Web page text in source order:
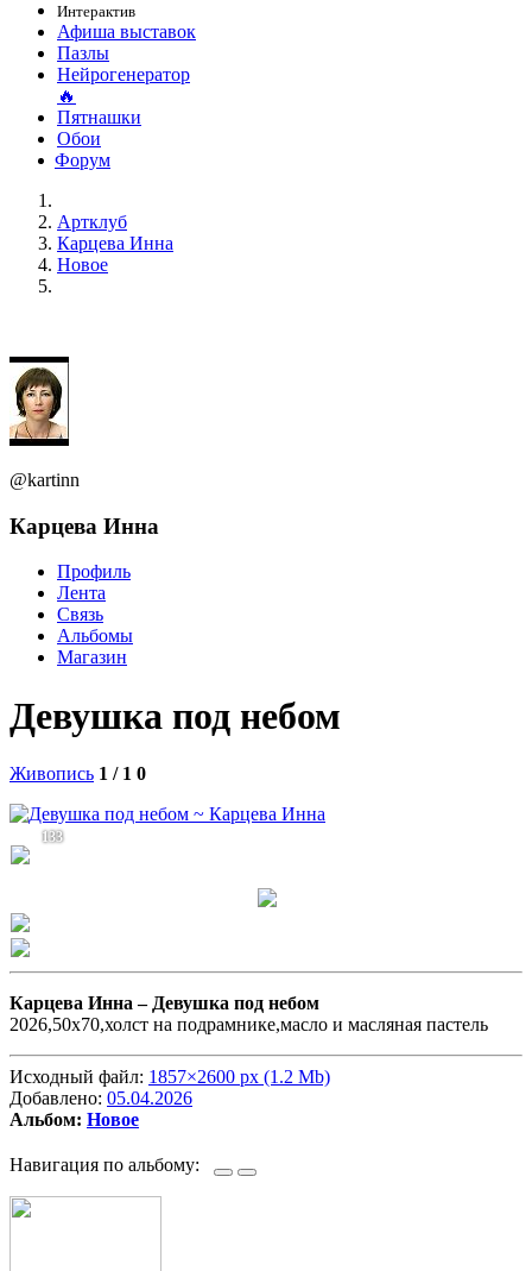
Интерактив
Афиша выставок
Пазлы
Нейрогенератор
🔥
Пятнашки
Обои
Форум
Артклуб
Карцева Инна
Новое
@kartinn
Карцева Инна
Профиль
Лента
Связь
Альбомы
Магазин
Девушка под небом
Живопись 1 / 1 0
133
Карцева Инна – Девушка под небом
2026,50х70,холст на подрамнике,масло и масляная пастель
Исходный файл: 1857×2600 px (1.2 Mb)
Добавлено: 05.04.2026
Альбом: Новое
Навигация по альбому: